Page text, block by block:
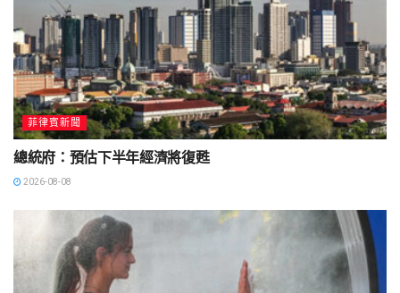
菲律賓新聞
總統府：預估下半年經濟將復甦
2026-08-08